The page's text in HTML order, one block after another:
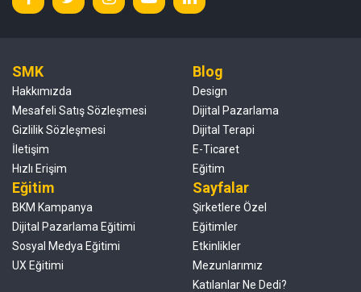
SMK
Hakkımızda
Mesafeli Satış Sözleşmesi
Gizlilik Sözleşmesi
İletişim
Hızlı Erişim
Blog
Design
Dijital Pazarlama
Dijital Terapi
E-Ticaret
Eğitim
Eğitim
BKM Kampanya
Dijital Pazarlama Eğitimi
Sosyal Medya Eğitimi
UX Eğitimi
Sayfalar
Şirketlere Özel
Eğitimler
Etkinlikler
Mezunlarımız
Katılanlar Ne Dedi?